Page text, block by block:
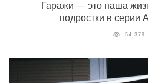
Гаражи — это наша
подростки в серии
54 379